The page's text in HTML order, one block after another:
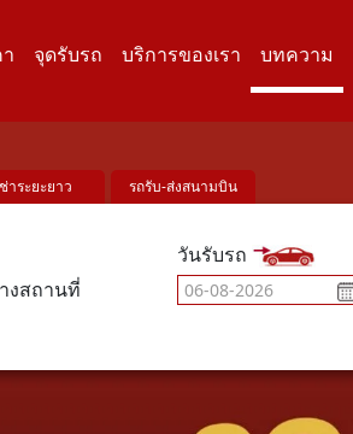
จุดรับรถ บริการของเรา บทความ
าระยะยาว รถรับ-ส่งสนามบิน
งสถานที่
วันรับรถ